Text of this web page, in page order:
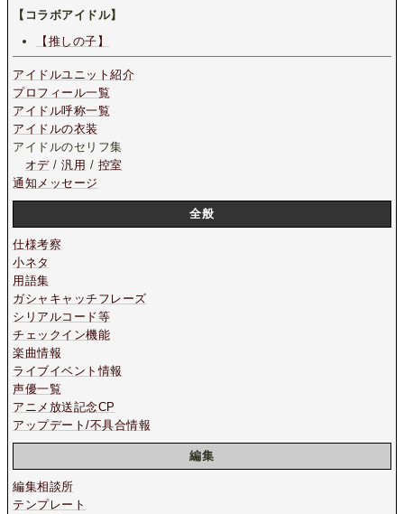
【コラボアイドル】
【推しの子】
アイドルユニット紹介
プロフィール一覧
アイドル呼称一覧
アイドルの衣装
アイドルのセリフ集
オデ/汎用 / 控室
通知メッセージ
全般
仕様考察
小ネタ
用語集
ガシャキャッチフレーズ
シリアルコード等
チェックイン機能
楽曲情報
ライブイベント情報
声優一覧
アニメ放送記念CP
アップデート/不具合情報
編集
編集相談所
テンプレート